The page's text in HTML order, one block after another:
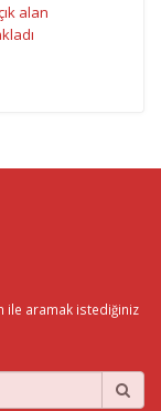
alan
ile aramak istediğiniz